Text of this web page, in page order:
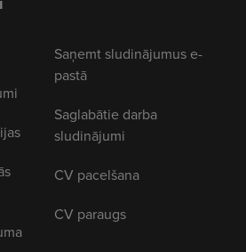
Saņemt sludinājumus e-
pastā
Saglabātie darba
sludinājumi
CV pacelšana
CV paraugs